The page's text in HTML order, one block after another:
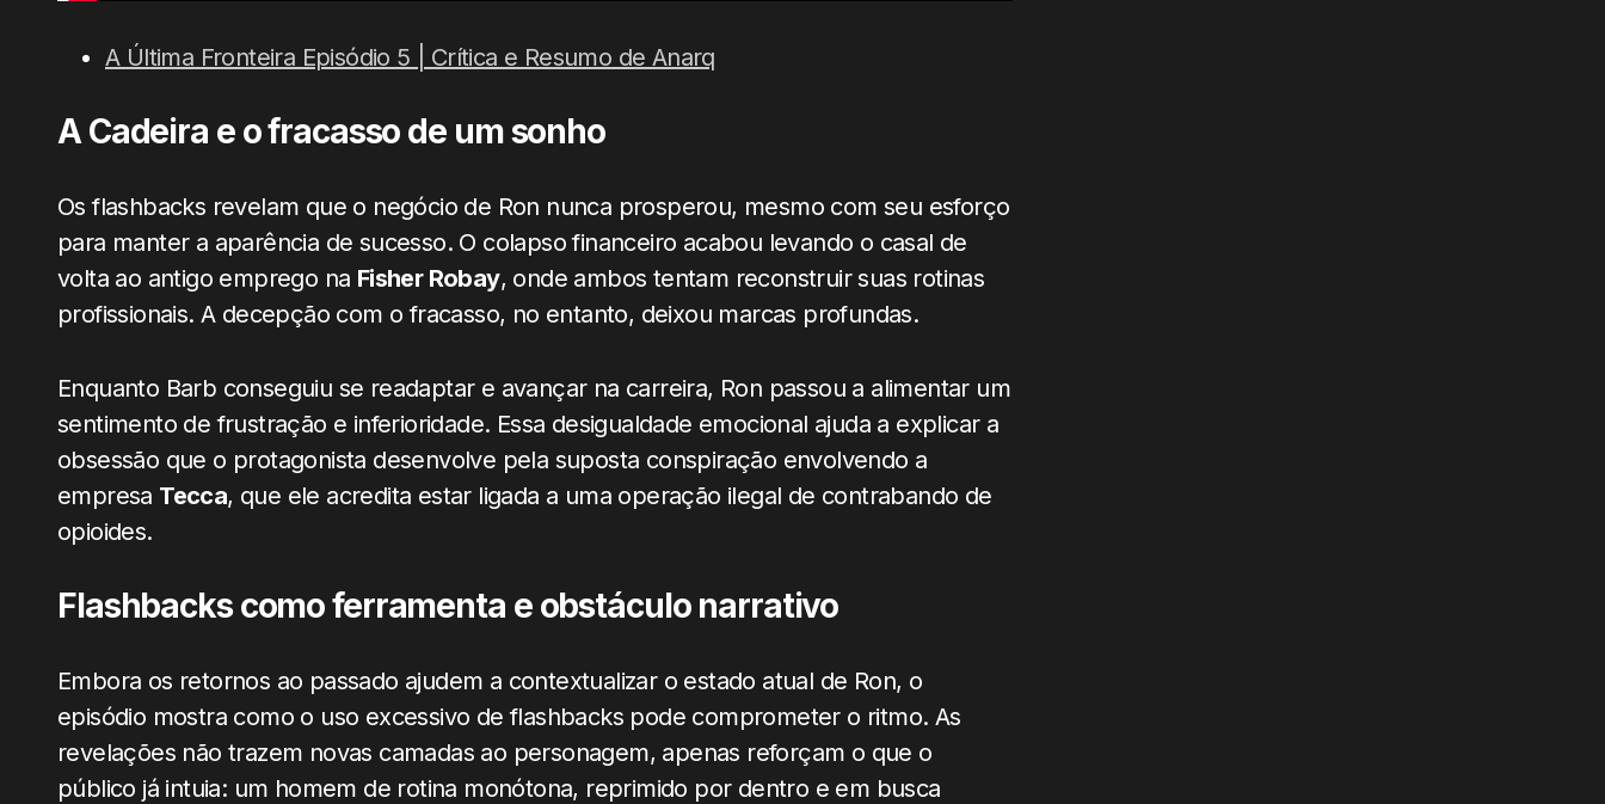
A Última Fronteira Episódio 5 | Crítica e Resumo de Anarq
A Cadeira e o fracasso de um sonho
Os flashbacks revelam que o negócio de Ron nunca prosperou, mesmo com seu esforço
para manter a aparência de sucesso. O colapso financeiro acabou levando o casal de
volta ao antigo emprego na Fisher Robay, onde ambos tentam reconstruir suas rotinas
profissionais. A decepção com o fracasso, no entanto, deixou marcas profundas.
Enquanto Barb conseguiu se readaptar e avançar na carreira, Ron passou a alimentar um
sentimento de frustração e inferioridade. Essa desigualdade emocional ajuda a explicar a
obsessão que o protagonista desenvolve pela suposta conspiração envolvendo a
empresa Tecca, que ele acredita estar ligada a uma operação ilegal de contrabando de
opioides.
Flashbacks como ferramenta e obstáculo narrativo
Embora os retornos ao passado ajudem a contextualizar o estado atual de Ron, o
episódio mostra como o uso excessivo de flashbacks pode comprometer o ritmo. As
revelações não trazem novas camadas ao personagem, apenas reforçam o que o
público já intuia: um homem de rotina monótona, reprimido por dentro e em busca